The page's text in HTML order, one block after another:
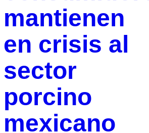
mantienen
en crisis al
sector
porcino
mexicano